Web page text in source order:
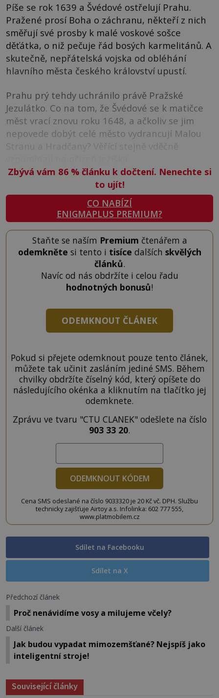
Píše se rok 1639 a Švédové ostřelují Prahu.
Pražené prosí Boha o záchranu, někteří z nich
směřují své prosby k malé voskové sošce
děťátka, o niž pečuje řád bosých karmelitánů. A
skutečně, nepřátelská vojska od obléhání
hlavního města českého království upustí.
Prahu prý tehdy uchránilo právě Pražské
Jezulátko. Co na tom, že Švédové se k matičce
měst vrací znovu roku 1648, a ačkoliv se jim
nepovede dobýt celé město vydrancují Malou
Stranu a Hradčany? Věřící stejně vděčně
Zbývá vám 86 %článku k dočtení. Nenechte si
to ujít!
CO NABÍZÍ
ENIGMAPLUS PREMIUM?
Staňte se naším Premium čtenářem a
odemkněte si tento i tisíce dalších skvělých
článků.
Navíc od nás obdržíte i celou řadu
hodnotných bonusů!
ODEMKNOUT ČLÁNEK
Pokud si přejete odemknout pouze tento článek,
můžete tak učinit zasláním jediné SMS. Během
chvilky obdržíte číselný kód, který opíšete do
následujícího okénka a kliknutím na tlačítko jej
odemknete.
Zprávu ve tvaru "CTU CLANEK" odešlete na číslo
903 33 20.
ODEMKNOUT KÓDEM
Cena SMS odeslané na číslo 9033320 je 20 Kč vč. DPH. Službu
technicky zajišťuje Airtoy a.s. Infolinka: 602 777 555,
www.platmobilem.cz
Sdílet na Facebooku
Sdílet na X
Předchozí článek
Proč nenávidíme vosy a milujeme včely?
Další článek
Jak budou vypadat mimozemšťané? Nejspíš jako
inteligentní stroje!
Související články